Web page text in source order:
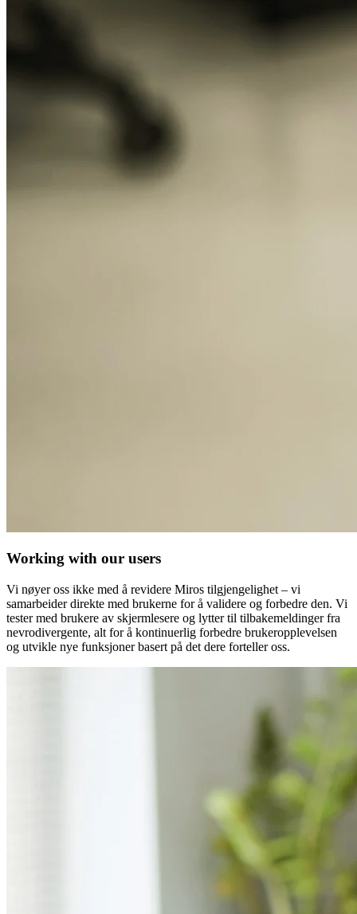
Working with our users
Vi nøyer oss ikke med å revidere Miros tilgjengelighet – vi
samarbeider direkte med brukerne for å validere og forbedre den. Vi
tester med brukere av skjermlesere og lytter til tilbakemeldinger fra
nevrodivergente, alt for å kontinuerlig forbedre brukeropplevelsen
og utvikle nye funksjoner basert på det dere forteller oss.